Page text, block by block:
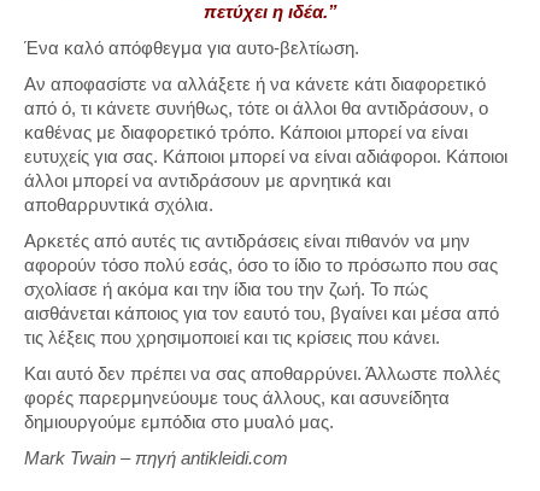
πετύχει η ιδέα.”
Ένα καλό απόφθεγμα για αυτο-βελτίωση.
Αν αποφασίστε να αλλάξετε ή να κάνετε κάτι διαφορετικό
από ό, τι κάνετε συνήθως, τότε οι άλλοι θα αντιδράσουν, ο
καθένας με διαφορετικό τρόπο. Κάποιοι μπορεί να είναι
ευτυχείς για σας. Κάποιοι μπορεί να είναι αδιάφοροι. Κάποιοι
άλλοι μπορεί να αντιδράσουν με αρνητικά και
αποθαρρυντικά σχόλια.
Αρκετές από αυτές τις αντιδράσεις είναι πιθανόν να μην
αφορούν τόσο πολύ εσάς, όσο το ίδιο το πρόσωπο που σας
σχολίασε ή ακόμα και την ίδια του την ζωή. Το πώς
αισθάνεται κάποιος για τον εαυτό του, βγαίνει και μέσα από
τις λέξεις που χρησιμοποιεί και τις κρίσεις που κάνει.
Και αυτό δεν πρέπει να σας αποθαρρύνει. Άλλωστε πολλές
φορές παρερμηνεύουμε τους άλλους, και ασυνείδητα
δημιουργούμε εμπόδια στο μυαλό μας.
Mark Twain – πηγή antikleidi.com